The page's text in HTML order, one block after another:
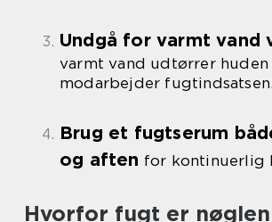
Undgå for varmt vand
varmt vand udtørrer huden
modarbejder fugtindsatsen.
Brug et fugtserum
og aften for kontinuerlig
Hvorfor fugt er